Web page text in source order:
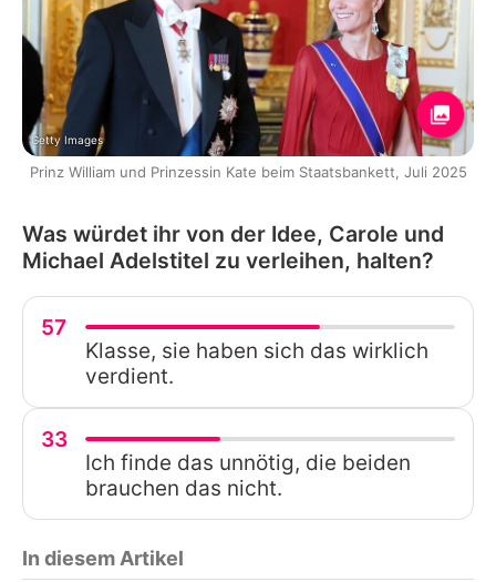
Getty Images
Prinz William und Prinzessin Kate beim Staatsbankett, Juli 2025
Was würdet ihr von der Idee, Carole und
Michael Adelstitel zu verleihen, halten?
57
Klasse, sie haben sich das wirklich
verdient.
33
Ich finde das unnötig, die beiden
brauchen das nicht.
In diesem Artikel